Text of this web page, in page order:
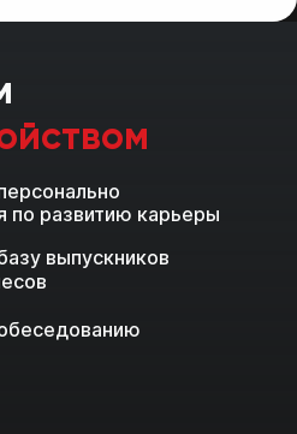
по развитию карьеры
выпускников